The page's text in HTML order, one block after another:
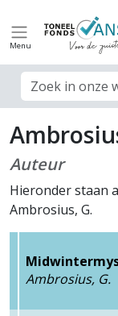
Menu
Zoek veld
Auteur
Hieronder staan
Ambrosius, G.
Ambrosius, G.